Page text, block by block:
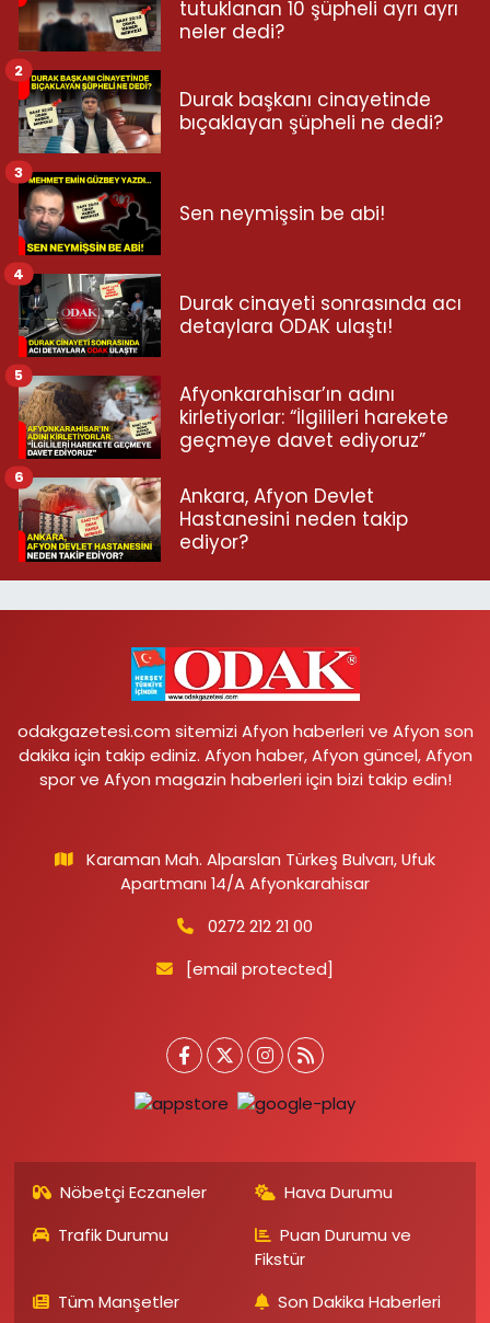
tutuklanan 10 şüpheli ayrı ayrı
neler dedi?
Durak başkanı cinayetinde
bıçaklayan şüpheli ne dedi?
2
Sen neymişsin be abi!
3
Durak cinayeti sonrasında acı
detaylara ODAK ulaştı!
4
Afyonkarahisar’ın adını
kirletiyorlar: “İlgilileri harekete
geçmeye davet ediyoruz”
5
Ankara, Afyon Devlet
Hastanesini neden takip
ediyor?
6
odakgazetesi.com sitemizi Afyon haberleri ve Afyon son
dakika için takip ediniz. Afyon haber, Afyon güncel, Afyon
spor ve Afyon magazin haberleri için bizi takip edin!
Karaman Mah. Alparslan Türkeş Bulvarı, Ufuk
Apartmanı 14/A Afyonkarahisar
0272 212 21 00
[email protected]
Nöbetçi Eczaneler
Hava Durumu
Trafik Durumu
Puan Durumu ve
Fikstür
Tüm Manşetler
Son Dakika Haberleri